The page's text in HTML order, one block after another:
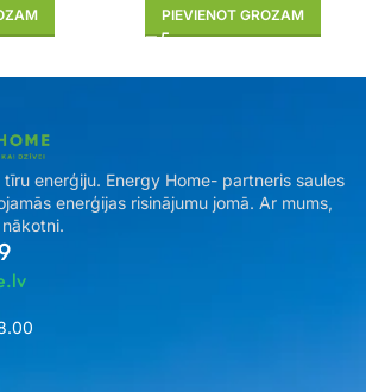
PIEVIENOT GROZAM
enerģiju. Energy Home- partneris saules
enerģijas risinājumu jomā. Ar mums,